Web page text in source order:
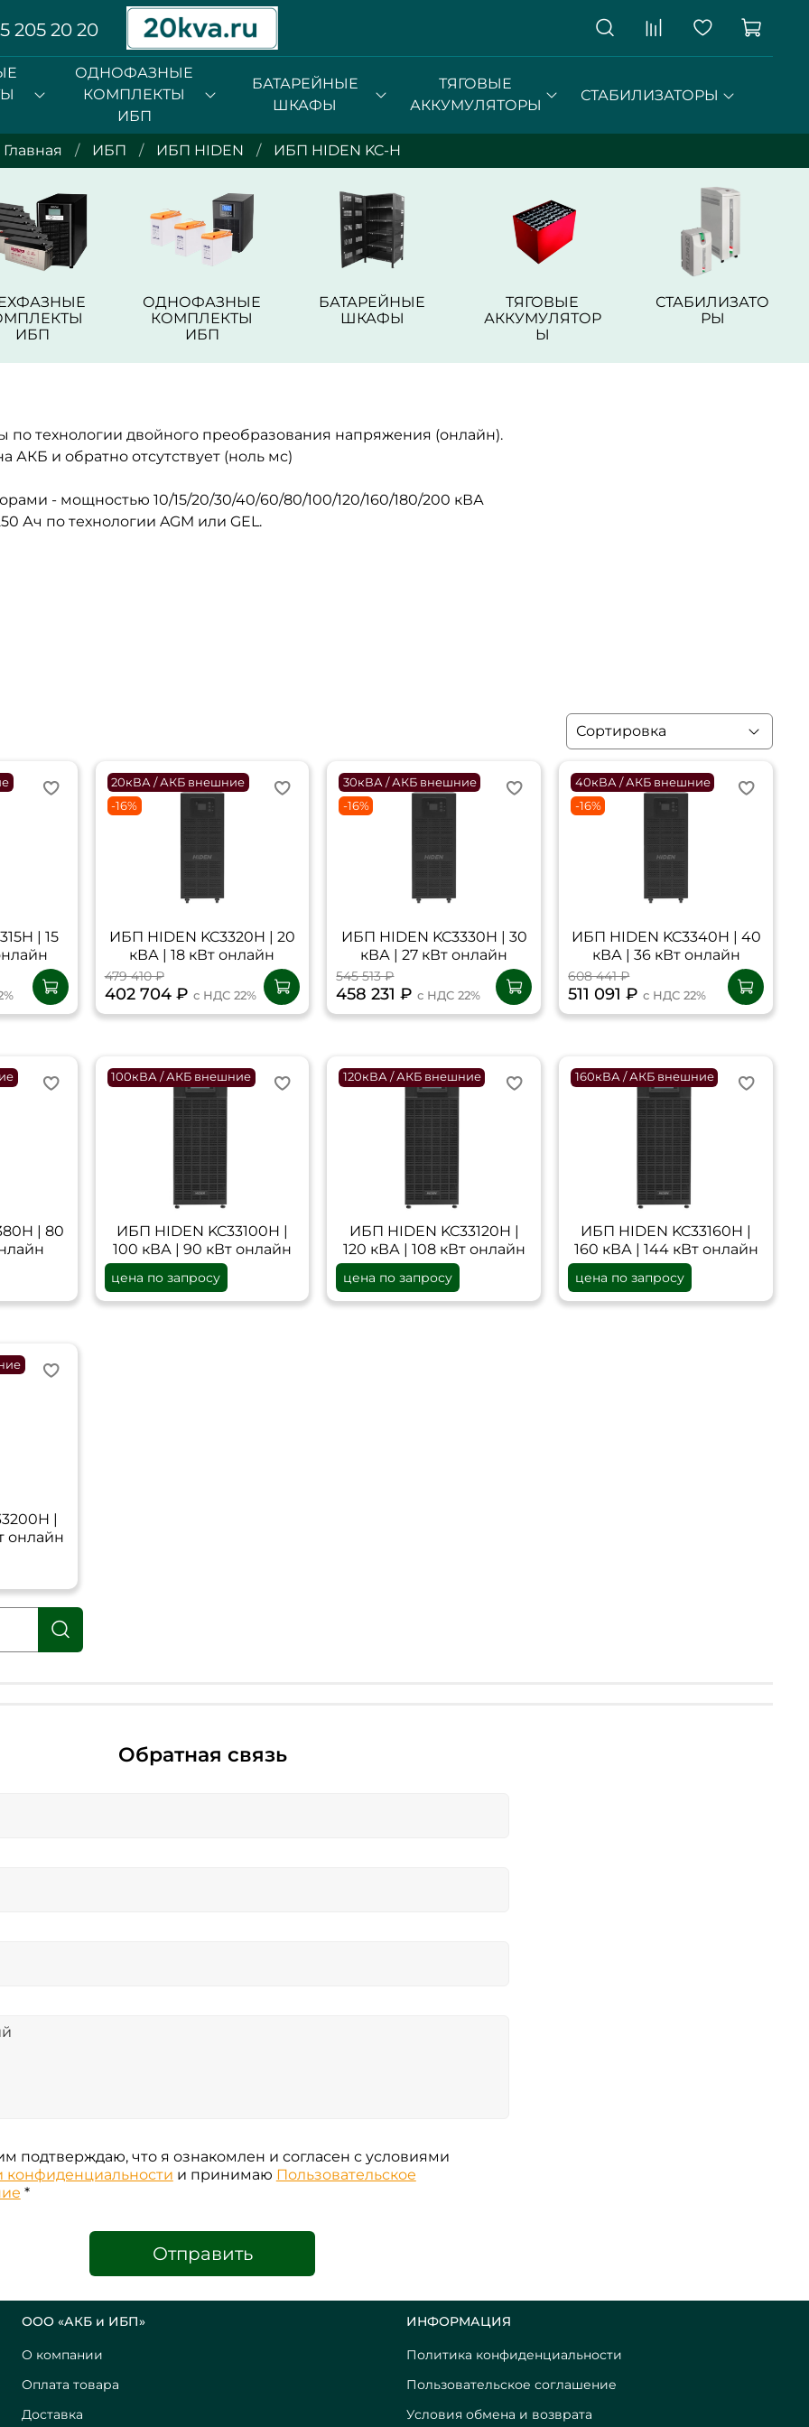
205 20 20
ОДНОФАЗНЫЕ
КОМПЛЕКТЫ
ИБП
БАТАРЕЙНЫЕ
ШКАФЫ
ТЯГОВЫЕ
АККУМУЛЯТОРЫ
СТАБИЛИЗАТОРЫ
Главная ИБП ИБП HIDEN ИБП HIDEN KC-H
ИБП
ОДНОФАЗНЫЕ
КОМПЛЕКТЫ
ИБП
БАТАРЕЙНЫЕ
ШКАФЫ
ТЯГОВЫЕ
АККУМУЛЯТОР
Ы
СТАБИЛИЗАТО
РЫ
технологии двойного преобразования напряжения (онлайн).
и обратно отсутствует (ноль мс)
- мощностью 10/15/20/30/40/60/80/100/120/160/180/200 кВА
Ач по технологии AGM или GEL.
| 15
20кВА / АКБ внешние
-16%
ИБП HIDEN KC3320H | 20
кВА | 18 кВт онлайн
479 410 ₽
402 704 ₽ с НДС 22%
30кВА / АКБ внешние
-16%
ИБП HIDEN KC3330H | 30
кВА | 27 кВт онлайн
545 513 ₽
458 231 ₽с НДС 22%
40кВА / АКБ внешние
-16%
ИБП HIDEN KC3340H | 40
кВА | 36 кВт онлайн
608 441 ₽
511 091 ₽с НДС 22%
| 80
100кВА / АКБ внешние
ИБП HIDEN KC33100H |
100 кВА | 90 кВт онлайн
цена по запросу
120кВА / АКБ внешние
ИБП HIDEN KC33120H |
120 кВА | 108 кВт онлайн
цена по запросу
160кВА / АКБ внешние
ИБП HIDEN KC33160H |
160 кВА | 144 кВт онлайн
цена по запросу
|
онлайн
Обратная связь
подтверждаю, что я ознакомлен и согласен с условиями
конфиденциальности и принимаю Пользовательское
*
Отправить
ООО «АКБ и ИБП»
О компании
Оплата товара
Доставка
ИНФОРМАЦИЯ
Политика конфиденциальности
Пользовательское соглашение
Условия обмена и возврата